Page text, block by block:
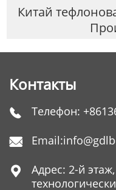
Китай
Контакты
 Телефон:
 Email:

Адрес: 2-й